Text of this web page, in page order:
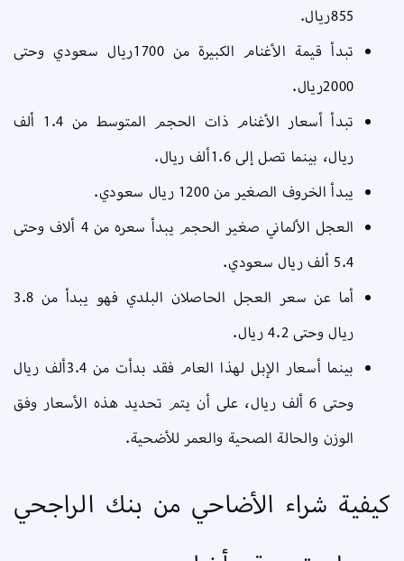
855ريال.
تبدأ قيمة الأغنام الكبيرة من 1700ريال سعودي وحتى
2000ريال.
تبدأ أسعار الأغنام ذات الحجم المتوسط من 1.4 ألف
ريال، بينما تصل إلى 1.6ألف ريال.
يبدأ الخروف الصغير من 1200 ريال سعودي.
العجل الألماني صغير الحجم يبدأ سعره من 4 ألاف وحتى
5.4 ألف ريال سعودي.
أما عن سعر العجل الحاصلان البلدي فهو يبدأ من 3.8
ريال وحتى 4.2 ريال.
بينما أسعار الإبل لهذا العام فقد بدأت من 3.4ألف ريال
وحتى 6 ألف ريال، على أن يتم تحديد هذه الأسعار وفق
الوزن والحالة الصحية والعمر للأضحية.
كيفية شراء الأضاحي من بنك الراجحي